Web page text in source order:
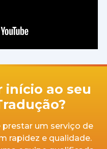
início ao seu
um serviço de
rapidez e qualidade.